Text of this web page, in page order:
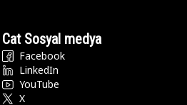
Cat Sosyal medya
Facebook
LinkedIn
YouTube
X